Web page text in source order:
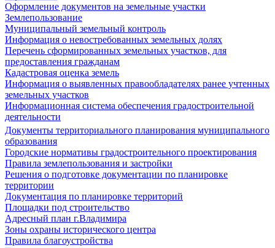
Оформление документов на земельные участки
Землепользование
Муниципальный земельный контроль
Информация о невостребованных земельных долях
Перечень сформированных земельных участков, для
предоставления гражданам
Кадастровая оценка земель
Информация о выявленных правообладателях ранее учтенных
земельных участков
Информационная система обеспечения градостроительной
деятельности
Документы территориального планирования муниципального
образования
Городские нормативы градостроительного проектирования
Правила землепользования и застройки
Решения о подготовке документации по планировке
территории
Документация по планировке территорий
Площадки под строительство
Адресный план г.Владимира
Зоны охраны исторического центра
Правила благоустройства